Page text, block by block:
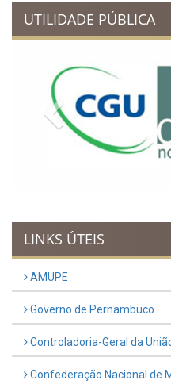
UTILIDADE PÚBLICA
Previous
LINKS ÚTEIS
AMUPE
Governo de Pernambuco
Controladoria-Geral da
Confederação Nacional de